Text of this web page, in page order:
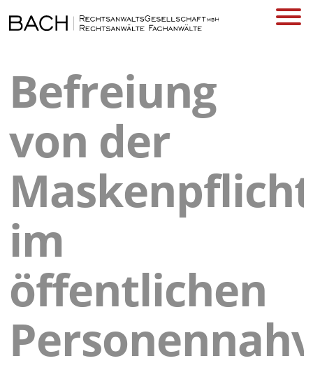
Befreiung
von der
Maskenpflicht
im
öffentlichen